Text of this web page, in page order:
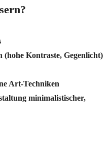
Kontraste, Gegenlicht)
Art-Techniken
minimalistischer,